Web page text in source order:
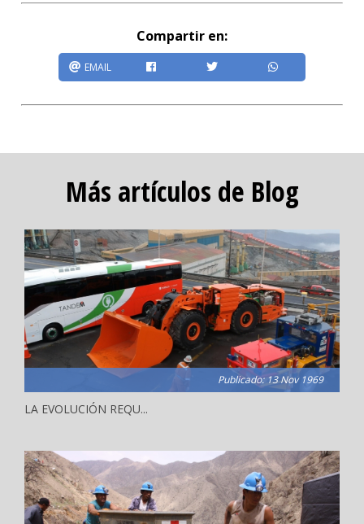
Compartir en:
EMAIL
Más artículos de Blog
Publicado: 13 Nov 1969
LA EVOLUCIÓN REQU...